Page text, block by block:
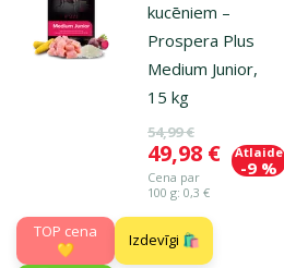
kucēniem –
Prospera Plus
Medium Junior,
15 kg
Oriģinālā cena
54,99 €
Cena
49,98 €
Cena par
100 g: 0,3 €
Atlaide
-9 %
TOP cena
💛
Izdevīgi 🛍️